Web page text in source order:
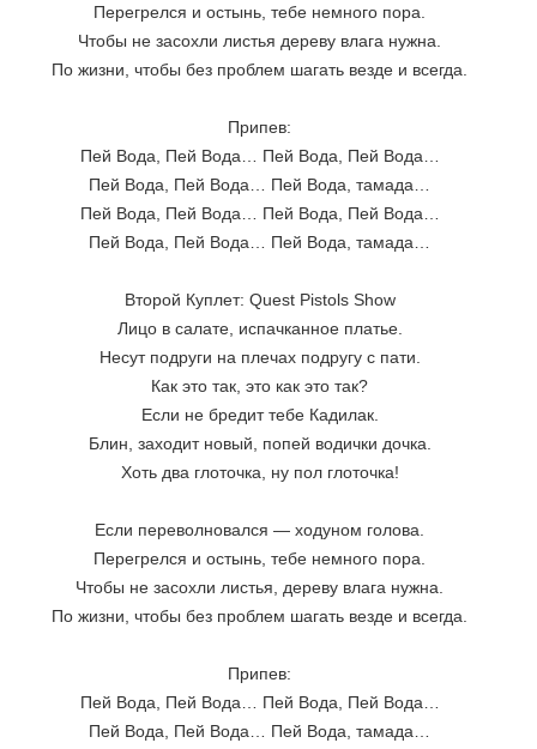
Перегрелся и остынь, тебе немного пора.
Чтобы не засохли листья дереву влага нужна.
По жизни, чтобы без проблем шагать везде и всегда.
Припев:
Пей Вода, Пей Вода… Пей Вода, Пей Вода…
Пей Вода, Пей Вода… Пей Вода, тамада…
Пей Вода, Пей Вода… Пей Вода, Пей Вода…
Пей Вода, Пей Вода… Пей Вода, тамада…
Второй Куплет: Quest Pistols Show
Лицо в салате, испачканное платье.
Несут подруги на плечах подругу с пати.
Как это так, это как это так?
Если не бредит тебе Кадилак.
Блин, заходит новый, попей водички дочка.
Хоть два глоточка, ну пол глоточка!
Если переволновался — ходуном голова.
Перегрелся и остынь, тебе немного пора.
Чтобы не засохли листья, дереву влага нужна.
По жизни, чтобы без проблем шагать везде и всегда.
Припев:
Пей Вода, Пей Вода… Пей Вода, Пей Вода…
Пей Вода, Пей Вода… Пей Вода, тамада…